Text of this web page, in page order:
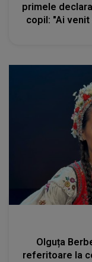
primele
copil: "Ai venit
Olguța
referitoare la